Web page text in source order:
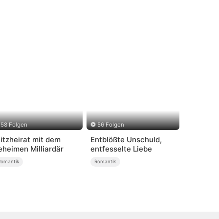
58 Folgen
mit dem
Milliardär
56 Folgen
Entblößte Unschuld,
entfesselte Liebe
Romantik